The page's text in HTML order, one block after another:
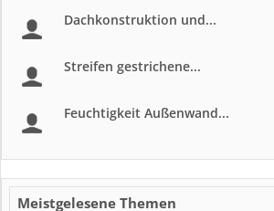
Dachkonstruktion und...
Streifen gestrichene...
Feuchtigkeit Außenwand...
Meistgelesene Themen